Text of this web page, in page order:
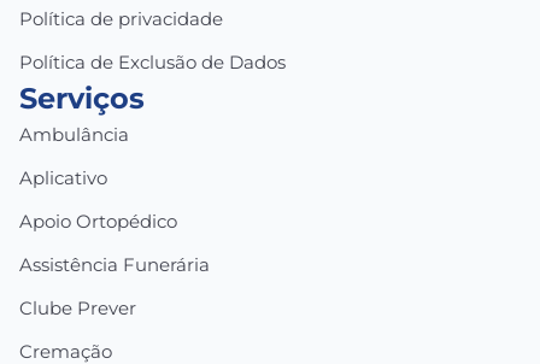
Política de privacidade
Política de Exclusão de Dados
Serviços
Ambulância
Aplicativo
Apoio Ortopédico
Assistência Funerária
Clube Prever
Cremação